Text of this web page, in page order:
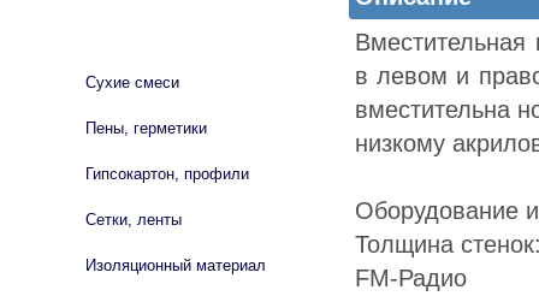
Вместительная
в левом и
вместительна
низкому
Оборудование
Толщина
FM-Радио
Сухие смеси
Пены, герметики
Гипсокартон, профили
Сетки, ленты
Изоляционный материал